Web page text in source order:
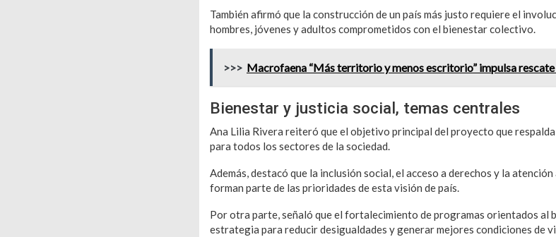
También afirmó que la construcción de un país más justo requiere el
hombres, jóvenes y adultos comprometidos con el bienestar colectivo.
>>> Macrofaena “Más territorio y menos escritorio” impulsa
Bienestar y justicia social, temas centrales
Ana Lilia Rivera reiteró que el objetivo principal del proyecto que
para todos los sectores de la sociedad.
Además, destacó que la inclusión social, el acceso a derechos y la
forman parte de las prioridades de esta visión de país.
Por otra parte, señaló que el fortalecimiento de programas orientados al
estrategia para reducir desigualdades y generar mejores condiciones de